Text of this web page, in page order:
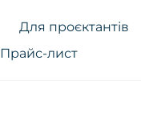
Для проєктантів
Прайс-лист